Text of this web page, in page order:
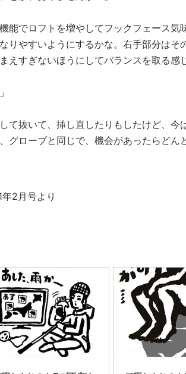
能でロフトを増やしてフックフェース
りやすいようにするかな。右手部分は
えすぎないほうにしてバランスを取る感
て抜いて、挿し直したりもしたけど、
グローブと同じで、機会があったらど
2月号より